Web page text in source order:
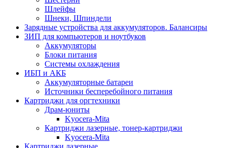
Шлейфы
Шнеки, Шпиндели
Зарядные устройства для аккумуляторов. Балансиры
ЗИП для компьютеров и ноутбуков
Аккумуляторы
Блоки питания
Системы охлаждения
ИБП и АКБ
Аккумуляторные батареи
Источники бесперебойного питания
Картриджи для оргтехники
Драм-юниты
Kyocera-Mita
Картриджи лазерные, тонер-картриджи
Kyocera-Mita
Картриджи лазерные